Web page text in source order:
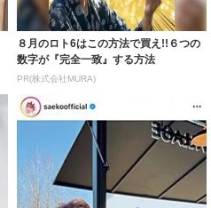
８月のロト6はこの方法で買え!!６つの
数字が『完全一致』する方法
PR(株式会社MURA)